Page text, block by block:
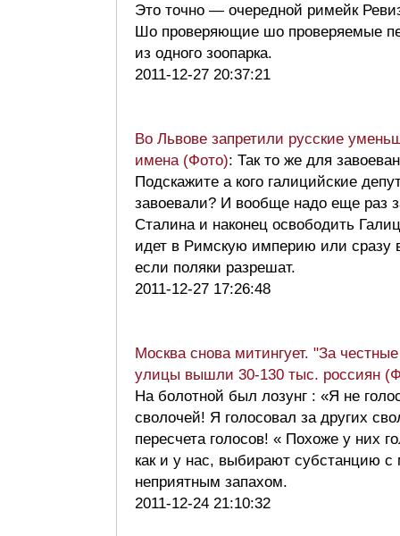
Это точно — очередной римейк
Шо проверяющие шо проверяемые
из одного зоопарка.
2011-12-27 20:37:21
Во Львове запретили русские
имена (Фото): Так то же для
Подскажите а кого галицийские
завоевали? И вообще надо еще раз
Сталина и наконец освободить
идет в Римскую империю или сразу
если поляки разрешат.
2011-12-27 17:26:48
Москва снова митингует. "За
улицы вышли 30-130 тыс. россиян
На болотной был лозунг : «Я не
сволочей! Я голосовал за других
пересчета голосов! « Похоже у них
как и у нас, выбирают субстанцию с
неприятным запахом.
2011-12-24 21:10:32